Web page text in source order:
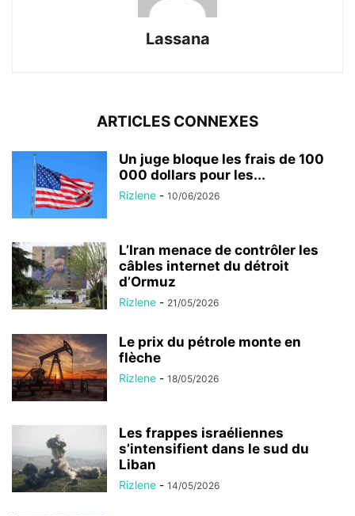
Lassana
ARTICLES CONNEXES
Un juge bloque les frais de 100
000 dollars pour les...
Rizlene - 10/06/2026
L’Iran menace de contrôler les
câbles internet du détroit
d’Ormuz
Rizlene - 21/05/2026
Le prix du pétrole monte en
flèche
Rizlene - 18/05/2026
Les frappes israéliennes
s’intensifient dans le sud du
Liban
Rizlene - 14/05/2026